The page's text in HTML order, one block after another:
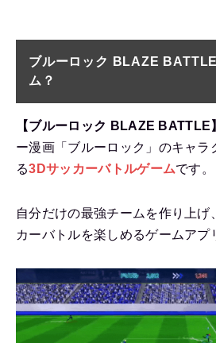
ブルーロック BLAZE
ム？
【ブルーロック BLAZE BATTLE
ー漫画「ブルーロック」のキャラ
る3Dサッカーバトルゲームです。
自分だけの最強チームを作り上げ
カーバトルを楽しめるゲームアプ